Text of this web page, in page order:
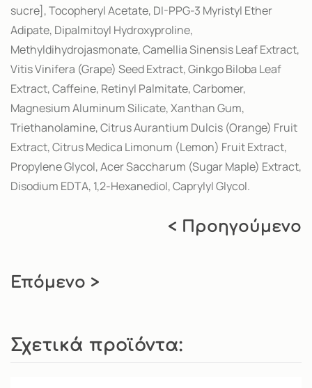
sucre], Tocopheryl Acetate, DI-PPG-3 Myristyl Ether
Adipate, Dipalmitoyl Hydroxyproline,
Methyldihydrojasmonate, Camellia Sinensis Leaf Extract,
Vitis Vinifera (Grape) Seed Extract, Ginkgo Biloba Leaf
Extract, Caffeine, Retinyl Palmitate, Carbomer,
Magnesium Aluminum Silicate, Xanthan Gum,
Triethanolamine, Citrus Aurantium Dulcis (Orange) Fruit
Extract, Citrus Medica Limonum (Lemon) Fruit Extract,
Propylene Glycol, Acer Saccharum (Sugar Maple) Extract,
Disodium EDTA, 1,2-Hexanediol, Caprylyl Glycol.
< Προηγούμενο
Επόμενο >
Σχετικά προϊόντα: